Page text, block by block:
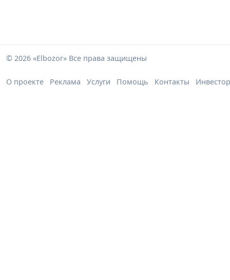
© 2026 «Elbozor» Все права защищены
О проекте Реклама Услуги Помощь Контакты